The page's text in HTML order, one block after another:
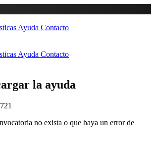
Ayuda Contacto
Ayuda Contacto
la ayuda
no exista o que haya un error de